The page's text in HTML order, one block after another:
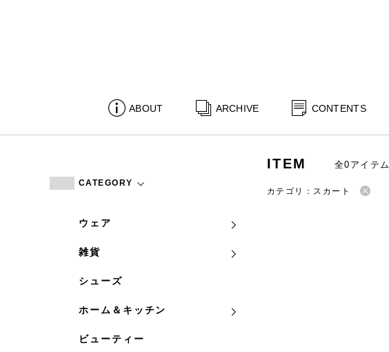
ABOUT ARCHIVE CONTENTS
CATEGORY
ウェア
雑貨
シューズ
ホーム＆キッチン
ビューティー
ITEM 全0アイテム
カテゴリ：スカート